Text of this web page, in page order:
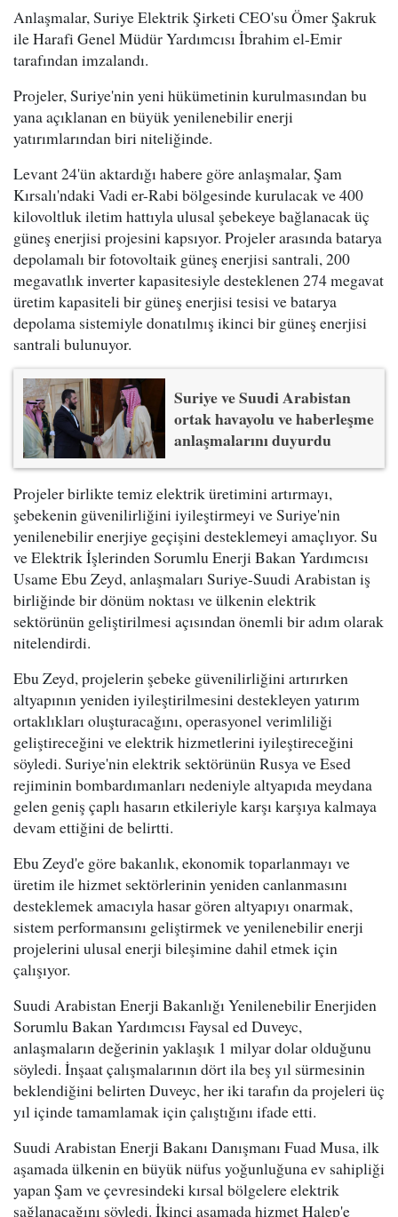
Anlaşmalar, Suriye Elektrik Şirketi CEO'su Ömer Şakruk
ile Harafi Genel Müdür Yardımcısı İbrahim el-Emir
tarafından imzalandı.
Projeler, Suriye'nin yeni hükümetinin kurulmasından bu
yana açıklanan en büyük yenilenebilir enerji
yatırımlarından biri niteliğinde.
Levant 24'ün aktardığı habere göre anlaşmalar, Şam
Kırsalı'ndaki Vadi er-Rabi bölgesinde kurulacak ve 400
kilovoltluk iletim hattıyla ulusal şebekeye bağlanacak üç
güneş enerjisi projesini kapsıyor. Projeler arasında batarya
depolamalı bir fotovoltaik güneş enerjisi santrali, 200
megavatlık inverter kapasitesiyle desteklenen 274 megavat
üretim kapasiteli bir güneş enerjisi tesisi ve batarya
depolama sistemiyle donatılmış ikinci bir güneş enerjisi
santrali bulunuyor.
Suriye ve Suudi Arabistan
ortak havayolu ve haberleşme
anlaşmalarını duyurdu
Projeler birlikte temiz elektrik üretimini artırmayı,
şebekenin güvenilirliğini iyileştirmeyi ve Suriye'nin
yenilenebilir enerjiye geçişini desteklemeyi amaçlıyor. Su
ve Elektrik İşlerinden Sorumlu Enerji Bakan Yardımcısı
Usame Ebu Zeyd, anlaşmaları Suriye-Suudi Arabistan iş
birliğinde bir dönüm noktası ve ülkenin elektrik
sektörünün geliştirilmesi açısından önemli bir adım olarak
nitelendirdi.
Ebu Zeyd, projelerin şebeke güvenilirliğini artırırken
altyapının yeniden iyileştirilmesini destekleyen yatırım
ortaklıkları oluşturacağını, operasyonel verimliliği
geliştireceğini ve elektrik hizmetlerini iyileştireceğini
söyledi. Suriye'nin elektrik sektörünün Rusya ve Esed
rejiminin bombardımanları nedeniyle altyapıda meydana
gelen geniş çaplı hasarın etkileriyle karşı karşıya kalmaya
devam ettiğini de belirtti.
Ebu Zeyd'e göre bakanlık, ekonomik toparlanmayı ve
üretim ile hizmet sektörlerinin yeniden canlanmasını
desteklemek amacıyla hasar gören altyapıyı onarmak,
sistem performansını geliştirmek ve yenilenebilir enerji
projelerini ulusal enerji bileşimine dahil etmek için
çalışıyor.
Suudi Arabistan Enerji Bakanlığı Yenilenebilir Enerjiden
Sorumlu Bakan Yardımcısı Faysal ed Duveyc,
anlaşmaların değerinin yaklaşık 1 milyar dolar olduğunu
söyledi. İnşaat çalışmalarının dört ila beş yıl sürmesinin
beklendiğini belirten Duveyc, her iki tarafın da projeleri üç
yıl içinde tamamlamak için çalıştığını ifade etti.
Suudi Arabistan Enerji Bakanı Danışmanı Fuad Musa, ilk
aşamada ülkenin en büyük nüfus yoğunluğuna ev sahipliği
yapan Şam ve çevresindeki kırsal bölgelere elektrik
sağlanacağını söyledi. İkinci aşamada hizmet Halep'e